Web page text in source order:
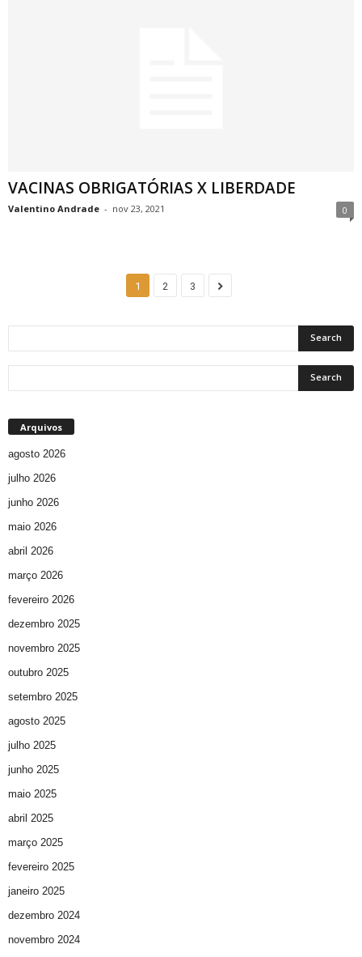
VACINAS OBRIGATÓRIAS X LIBERDADE
Valentino Andrade - nov 23, 2021 0
1 2 3
Arquivos
agosto 2026
julho 2026
junho 2026
maio 2026
abril 2026
março 2026
fevereiro 2026
dezembro 2025
novembro 2025
outubro 2025
setembro 2025
agosto 2025
julho 2025
junho 2025
maio 2025
abril 2025
março 2025
fevereiro 2025
janeiro 2025
dezembro 2024
novembro 2024